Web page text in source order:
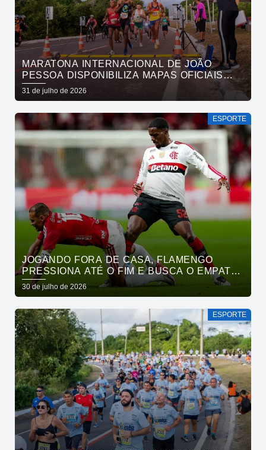
MARATONA INTERNACIONAL DE JOÃO
PESSOA DISPONIBILIZA MAPAS OFICIAIS
DAS PROVAS E ORIENTA ATLETAS SOBRE
TRAJETOS
31 de julho de 2026
ESPORTE
JOGANDO FORA DE CASA, FLAMENGO
PRESSIONA ATÉ O FIM E BUSCA O EMPATE
PELO BRASILEIRÃO
30 de julho de 2026
ESPORTE